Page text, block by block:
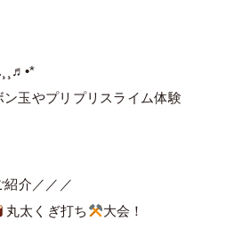
玉やプリプリスライム体験
紹介／／／
丸太くぎ打ち
大会！